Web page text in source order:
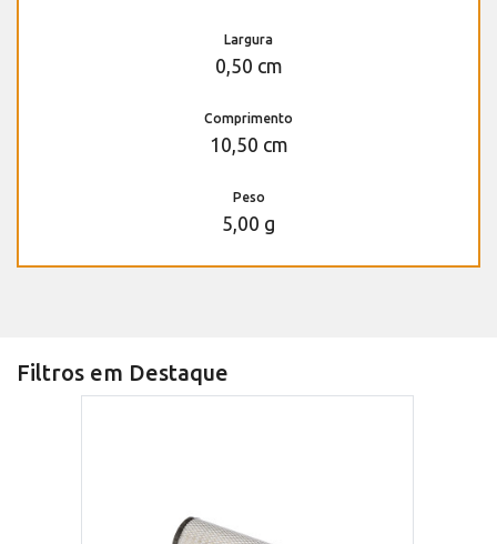
Largura
0,50 cm
Comprimento
10,50 cm
Peso
5,00 g
Filtros em Destaque